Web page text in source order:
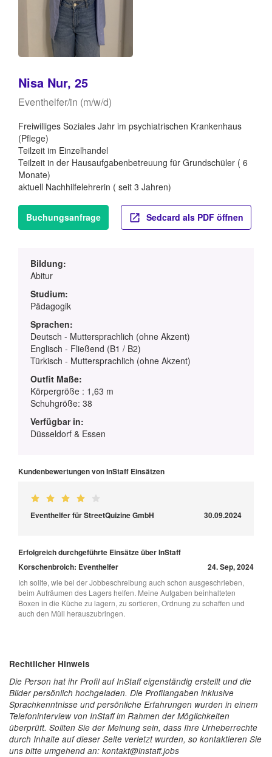
Nisa Nur, 25
Eventhelfer/in (m/w/d)
Freiwilliges Soziales Jahr im psychiatrischen Krankenhaus
(Pflege)
Teilzeit im Einzelhandel
Teilzeit in der Hausaufgabenbetreuung für Grundschüler ( 6
Monate)
aktuell Nachhilfelehrerin ( seit 3 Jahren)
Buchungsanfrage Sedcard als PDF öffnen
Bildung:
Abitur
Studium:
Pädagogik
Sprachen:
Deutsch - Muttersprachlich (ohne Akzent)
Englisch - Fließend (B1 / B2)
Türkisch - Muttersprachlich (ohne Akzent)
Outfit Maße:
Körpergröße : 1,63 m
Schuhgröße: 38
Verfügbar in:
Düsseldorf & Essen
Kundenbewertungen von InStaff Einsätzen
Eventhelfer für StreetQuizine GmbH 30.09.2024
Erfolgreich durchgeführte Einsätze über InStaff
Korschenbroich: Eventhelfer
24. Sep, 2024
Ich sollte, wie bei der Jobbeschreibung auch schon ausgeschrieben,
beim Aufräumen des Lagers helfen. Meine Aufgaben beinhalteten
Boxen in die Küche zu lagern, zu sortieren, Ordnung zu schaffen und
auch den Müll herauszubringen.
Rechtlicher Hinweis
Die Person hat ihr Profil auf InStaff eigenständig erstellt und die
Bilder persönlich hochgeladen. Die Profilangaben inklusive
Sprachkenntnisse und persönliche Erfahrungen wurden in einem
Telefoninterview von InStaff im Rahmen der Möglichkeiten
überprüft. Sollten Sie der Meinung sein, dass Ihre Urheberrechte
durch Inhalte auf dieser Seite verletzt wurden, so kontaktieren Sie
uns bitte umgehend an: kontakt@instaff.jobs